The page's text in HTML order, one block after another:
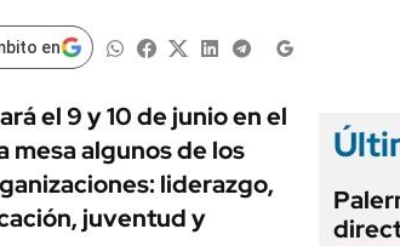
AUTOS
en
el 9 y 10 de junio en el
mesa algunos de los
liderazgo,
juventud y